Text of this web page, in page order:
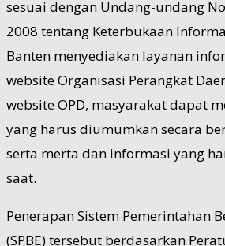
sesuai dengan Undang-undang
2008 tentang Keterbukaan
Banten menyediakan layanan
website Organisasi Perangkat
website OPD, masyarakat dapat
yang harus diumumkan secara
serta merta dan informasi yang
saat.
Penerapan Sistem Pemerintahan
(SPBE) tersebut berdasarkan